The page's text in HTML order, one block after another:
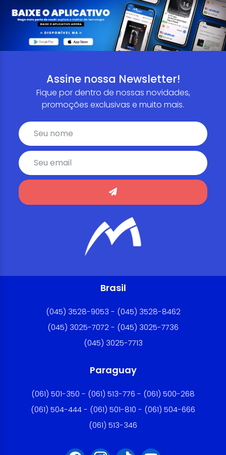
Assine nossa Newsletter!
Fique por dentro de nossas novidades,
promoções exclusivas e muito mais.
Brasil
(045) 3528-9053 - (045) 3528-8462
(045) 3025-7072 - (045) 3025-7736
(045) 3025-7713
Paraguay
(061) 501-350 - (061) 513-776 - (061) 500-268
(061) 504-444 - (061) 501-810 - (061) 504-666
(061) 513-346